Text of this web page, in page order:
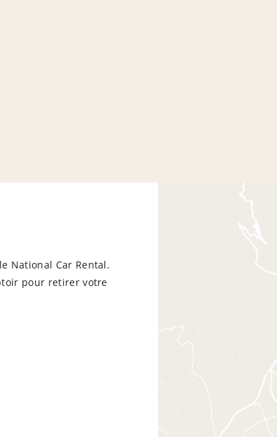
National Car Rental.
pour retirer votre